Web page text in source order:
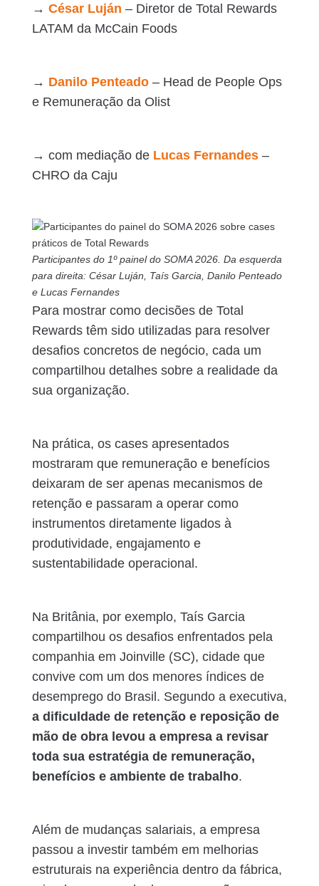
→ César Luján – Diretor de Total Rewards
LATAM da McCain Foods
→ Danilo Penteado– Head de People Ops
e Remuneração da Olist
→ com mediação de Lucas Fernandes–
CHRO da Caju
Participantes do 1º painel do SOMA 2026. Da esquerda
para direita: César Luján, Taís Garcia, Danilo Penteado
e Lucas Fernandes
Para mostrar como decisões de Total
Rewards têm sido utilizadas para resolver
desafios concretos de negócio, cada um
compartilhou detalhes sobre a realidade da
sua organização.
Na prática, os cases apresentados
mostraram que remuneração e benefícios
deixaram de ser apenas mecanismos de
retenção e passaram a operar como
instrumentos diretamente ligados à
produtividade, engajamento e
sustentabilidade operacional.
Na Britânia, por exemplo, Taís Garcia
compartilhou os desafios enfrentados pela
companhia em Joinville (SC), cidade que
convive com um dos menores índices de
desemprego do Brasil. Segundo a executiva,
a dificuldade de retenção e reposição de
mão de obra levou a empresa a revisar
toda sua estratégia de remuneração,
benefícios e ambiente de trabalho.
Além de mudanças salariais, a empresa
passou a investir também em melhorias
estruturais na experiência dentro da fábrica,